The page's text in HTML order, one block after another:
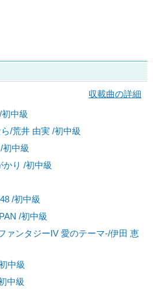
収載曲の詳細
/初中級
/荒井 由実 /初中級
/初中級
かり /初中級
/初中級
/初中級
ァンタジーIV 愛のテーマ-/伊田 恵
中級
中級